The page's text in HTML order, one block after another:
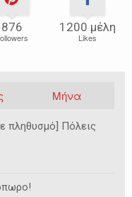
876 1200 μέλη
Likes
Μήνα
πληθυσμό] Πόλεις